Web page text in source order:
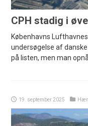
CPH stadig i
Københavns
undersøgelse af
på listen, men man
19. september 2025